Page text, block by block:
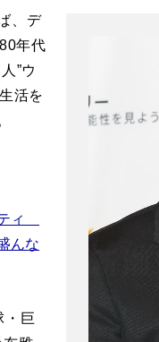
、デ
年代
”ウ
活を
ティ
んな
・巨